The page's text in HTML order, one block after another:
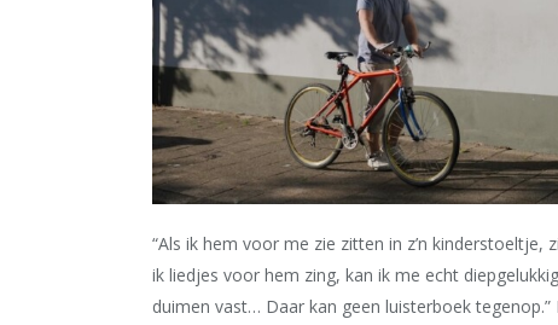
“Als ik hem voor me zie zitten in z’n
ik liedjes voor hem zing, kan ik me echt
duimen vast… Daar kan geen luisterboek